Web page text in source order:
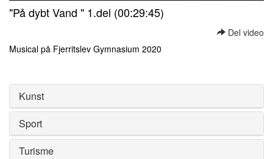
seconds
seconds
"På dybt Vand " 1.del (00:29:45)
Del video
Musical på Fjerritslev Gymnasium 2020
of
seconds
Kunst
Sport
Turisme